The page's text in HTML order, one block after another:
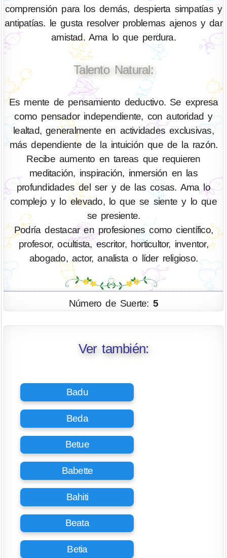
comprensión para los demás, despierta simpatías y
antipatías. le gusta resolver problemas ajenos y dar
amistad. Ama lo que perdura.
Talento Natural:
Es mente de pensamiento deductivo. Se expresa
como pensador independiente, con autoridad y
lealtad, generalmente en actividades exclusivas,
más dependiente de la intuición que de la razón.
Recibe aumento en tareas que requieren
meditación, inspiración, inmersión en las
profundidades del ser y de las cosas. Ama lo
complejo y lo elevado, lo que se siente y lo que
se presiente.
Podría destacar en profesiones como científico,
profesor, ocultista, escritor, horticultor, inventor,
abogado, actor, analista o líder religioso.
Número de Suerte: 5
Ver también:
Badu
Beda
Betue
Babette
Bahiti
Beata
Betia